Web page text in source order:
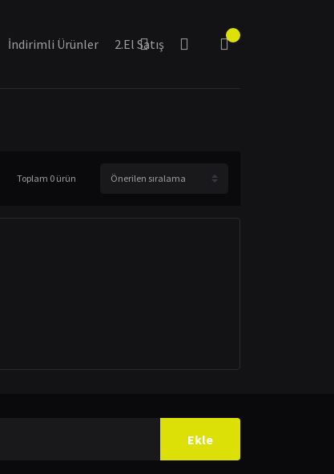
İndirimli Ürünler 2.El Satış
Toplam 0 ürün
Ekle